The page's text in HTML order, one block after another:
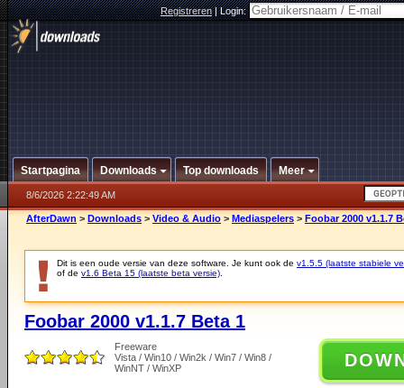
Registreren|Login:
Startpagina Downloads Top downloads Meer
8/6/2026 2:22:49 AM
AfterDawn > Downloads > Video & Audio > Mediaspelers > Foobar 2000 v1.1.7
Dit is een oude versie van deze software. Je kunt ook de v1.5.5 (laatste stabiele
of de v1.6 Beta 15 (laatste beta versie)
Foobar 2000 v1.1.7 Beta 1
Freeware
Vista / Win10 / Win2k / Win7 / Win8 /
WinNT / WinXP